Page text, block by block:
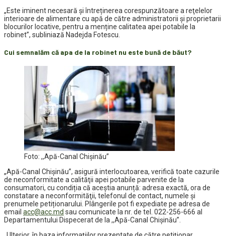
„Este iminent necesară și întreținerea corespunzătoare a reţelelor
interioare de alimentare cu apă de către administratorii şi proprietarii
blocurilor locative, pentru a menține calitatea apei potabile la
robinet”, subliniază Nadejda Fotescu.
Cui semnalăm că apa de la robinet nu este bună de băut?
Foto: ,,Apă-Canal Chișinău”
„Apă-Canal Chişinău”, asigură interlocutoarea, verifică toate cazurile
de neconformitate a calităţii apei potabile parvenite de la
consumatori, cu condiția că aceștia anunță: adresa exactă, ora de
constatare a neconformităţii, telefonul de contact, numele şi
prenumele petiționarului. Plângerile pot fi expediate pe adresa de
email acc@acc.md sau comunicate la nr. de tel. 022-256-666 al
Departamentului Dispecerat de la ,,Apă-Canal Chișinău”.